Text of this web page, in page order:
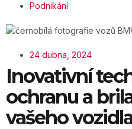
Podnikání
24 dubna, 2024
Inovativní
ochranu a
vašeho